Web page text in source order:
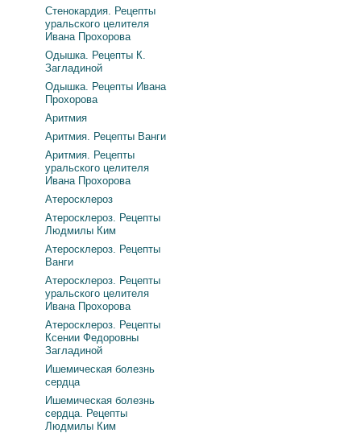
Стенокардия. Рецепты
уральского целителя
Ивана Прохорова
Одышка. Рецепты К.
Загладиной
Одышка. Рецепты Ивана
Прохорова
Аритмия
Аритмия. Рецепты Ванги
Аритмия. Рецепты
уральского целителя
Ивана Прохорова
Атеросклероз
Атеросклероз. Рецепты
Людмилы Ким
Атеросклероз. Рецепты
Ванги
Атеросклероз. Рецепты
уральского целителя
Ивана Прохорова
Атеросклероз. Рецепты
Ксении Федоровны
Загладиной
Ишемическая болезнь
сердца
Ишемическая болезнь
сердца. Рецепты
Людмилы Ким